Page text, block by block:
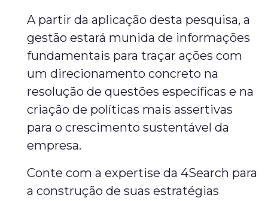
A partir da aplicação desta pesquisa, a
gestão estará munida de informações
fundamentais para traçar ações com
um direcionamento concreto na
resolução de questões específicas e na
criação de políticas mais assertivas
para o crescimento sustentável da
empresa.
Conte com a expertise da 4Search para
a construção de suas estratégias